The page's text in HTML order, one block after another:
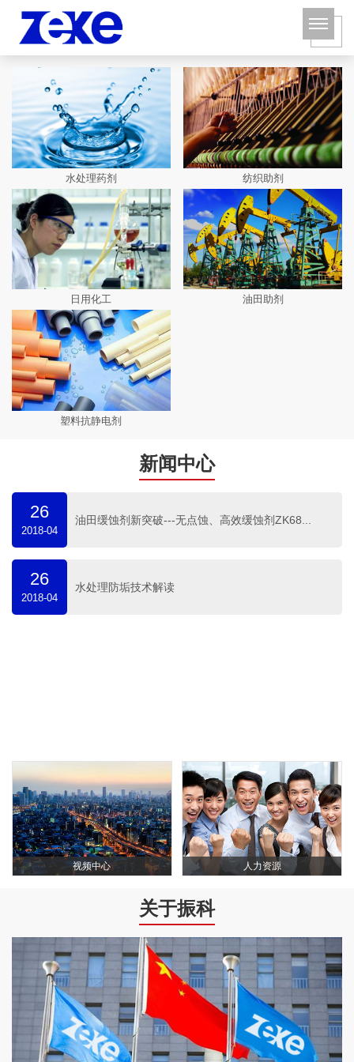
水处理药剂 纺织助剂
日用化工 油田助剂
塑料抗静电剂
新闻中心
26
2018-04
油田缓蚀剂新突破---无点蚀、高效缓蚀剂ZK68...
26
2018-04
水处理防垢技术解读
视频中心 人力资源
关于振科